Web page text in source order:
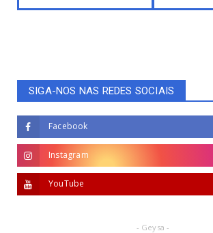
SIGA-NOS NAS REDES SOCIAIS
Facebook
Instagram
YouTube
- Geysa -